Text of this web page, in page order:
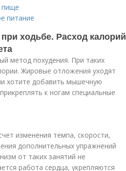
пище
питание
ходьбе. Расход калорий
метод похудения. При таких
Жировые отложения уходят
хотите добавить мышечную
к ногам специальные
изменения темпа, скорости,
дополнительных упражнений
от таких занятий не
работа сердца, укрепляются